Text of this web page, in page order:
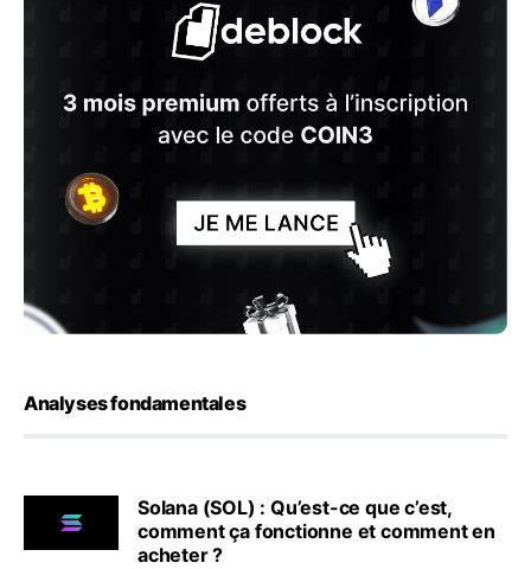
Analyses fondamentales
Solana (SOL) : Qu’est-ce que c’est,
comment ça fonctionne et comment en
acheter ?